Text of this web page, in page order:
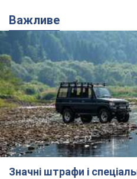
Важливе
Значні штрафи і